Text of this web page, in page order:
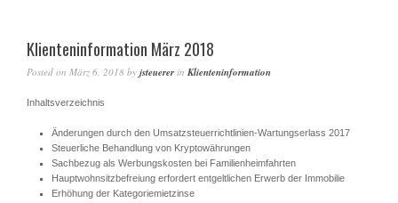
Klienteninformation März 2018
Posted on März 6, 2018 by jsteuerer in Klienteninformation
Inhaltsverzeichnis
Änderungen durch den Umsatzsteuerrichtlinien-Wartungserlass 2017
Steuerliche Behandlung von Kryptowährungen
Sachbezug als Werbungskosten bei Familienheimfahrten
Hauptwohnsitzbefreiung erfordert entgeltlichen Erwerb der Immobilie
Erhöhung der Kategoriemietzinse